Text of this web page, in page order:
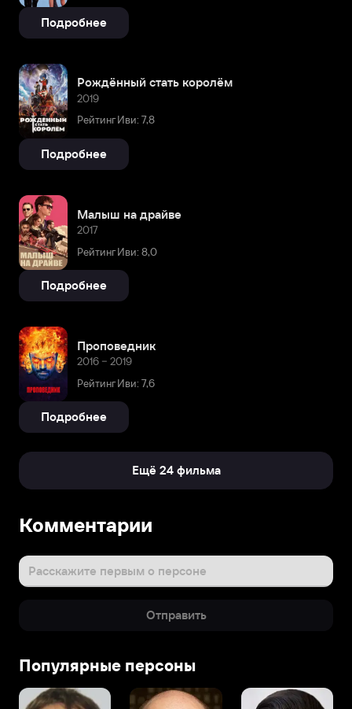
Подробнее
Рождённый стать королём
2019
Рейтинг Иви: 7,8
Подробнее
Малыш на драйве
2017
Рейтинг Иви: 8,0
Подробнее
Проповедник
2016 – 2019
Рейтинг Иви: 7,6
Подробнее
Ещё 24 фильма
Комментарии
Расскажите первым о персоне
Отправить
Популярные персоны